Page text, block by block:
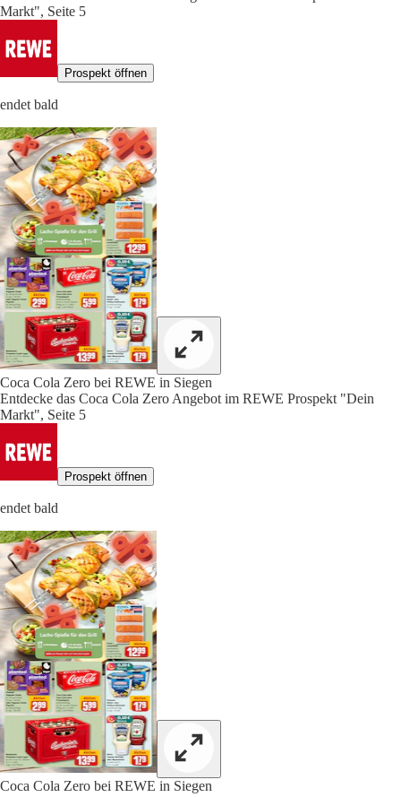
Markt", Seite 5
Prospekt öffnen
endet bald
Coca Cola Zero bei REWE in Siegen
Entdecke das Coca Cola Zero Angebot im REWE Prospekt "Dein
Markt", Seite 5
Prospekt öffnen
endet bald
Coca Cola Zero bei REWE in Siegen